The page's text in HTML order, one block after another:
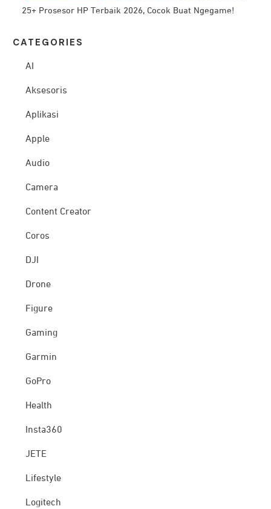
25+ Prosesor HP Terbaik 2026, Cocok Buat Ngegame!
CATEG ORIES
AI
Aksesoris
Aplikasi
Apple
Audio
Camera
Content Creator
Coros
DJI
Drone
Figure
Gaming
Garmin
GoPro
Health
Insta360
JETE
Lifestyle
Logitech